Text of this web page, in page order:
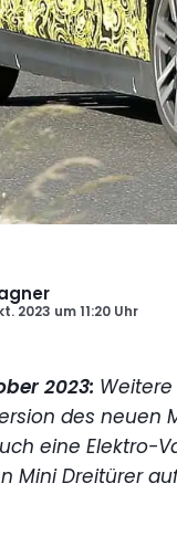
2023 um11:20 Uhr
2023:
des neuen
eine Elektro-
Mini Dreitürer